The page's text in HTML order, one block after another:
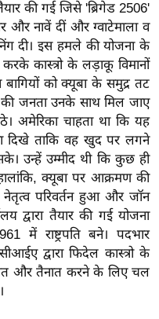
की गई जिसे 'ब्रिगेड 2506'
और नावें दीं और ग्वाटेमाला व
दी। इस हमले की योजना के
कास्त्रो के लड़ाकू विमानों
बागियों को क्यूबा के समुद्र तट
जनता उनके साथ मिल जाए
अमेरिका चाहता था कि यह
दिखे ताकि वह खुद पर लगने
उन्हें उम्मीद थी कि कुछ ही
हालांकि, क्यूबा पर आक्रमण की
नेतृत्व परिवर्तन हुआ और जॉन
द्वारा तैयार की गई योजना
में राष्ट्रपति बने। पदभार
द्वारा फिदेल कास्त्रो के
और तैनात करने के लिए चल